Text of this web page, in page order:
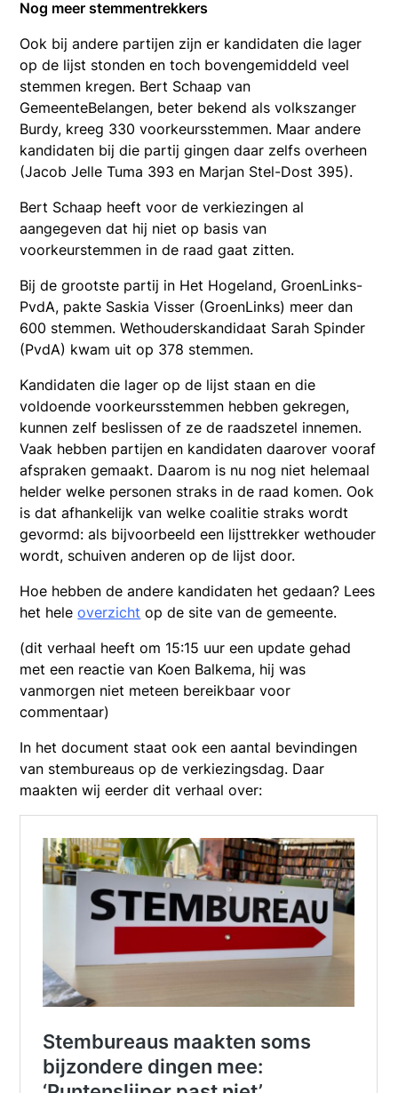
Nog meer stemmentrekkers
Ook bij andere partijen zijn er kandidaten die lager
op de lijst stonden en toch bovengemiddeld veel
stemmen kregen. Bert Schaap van
GemeenteBelangen, beter bekend als volkszanger
Burdy, kreeg 330 voorkeursstemmen. Maar andere
kandidaten bij die partij gingen daar zelfs overheen
(Jacob Jelle Tuma 393 en Marjan Stel-Dost 395).
Bert Schaap heeft voor de verkiezingen al
aangegeven dat hij niet op basis van
voorkeurstemmen in de raad gaat zitten.
Bij de grootste partij in Het Hogeland, GroenLinks-
PvdA, pakte Saskia Visser (GroenLinks) meer dan
600 stemmen. Wethouderskandidaat Sarah Spinder
(PvdA) kwam uit op 378 stemmen.
Kandidaten die lager op de lijst staan en die
voldoende voorkeursstemmen hebben gekregen,
kunnen zelf beslissen of ze de raadszetel innemen.
Vaak hebben partijen en kandidaten daarover vooraf
afspraken gemaakt. Daarom is nu nog niet helemaal
helder welke personen straks in de raad komen. Ook
is dat afhankelijk van welke coalitie straks wordt
gevormd: als bijvoorbeeld een lijsttrekker wethouder
wordt, schuiven anderen op de lijst door.
Hoe hebben de andere kandidaten het gedaan? Lees
het heleoverzicht op de site van de gemeente.
(dit verhaal heeft om 15:15 uur een update gehad
met een reactie van Koen Balkema, hij was
vanmorgen niet meteen bereikbaar voor
commentaar)
In het document staat ook een aantal bevindingen
van stembureaus op de verkiezingsdag. Daar
maakten wij eerder dit verhaal over: